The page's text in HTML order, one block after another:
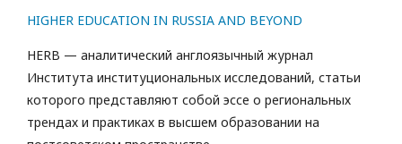
HIGHER EDUCATION IN RUSSIA AND BEYOND
HERB — аналитический англоязычный журнал
Института институциональных исследований, статьи
которого представляют собой эссе о региональных
трендах и практиках в высшем образовании на